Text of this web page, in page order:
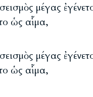
μέγας
ὡς αἷμα,
μέγας
ὡς αἷμα,